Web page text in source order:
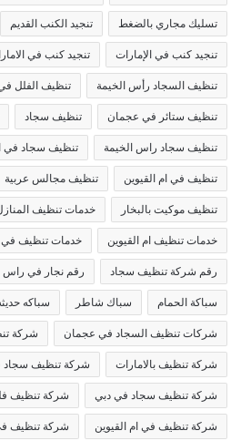
تسليك مجاري بالضغط تنجيد الكنب القديم
تنجيد كنب في الإمارات تنجيد كنب في
تنظيف السجاد رأس الخيمة تنظيف الفلل في
تنظيف ستائر في عجمان تنظيف سجاد
تنظيف سجاد راس الخيمة تنظيف سجاد في
تنظيف في ام القيوين تنظيف مجالس عربية
تنظيف موكيت بالبخار خدمات تنظيف
خدمات تنظيف ام القيوين خدمات تنظيف في
رقم شركة تنظيف سجاد رقم نجار في راس
سباكة الحمام سباك شاطر سباكه
شركات تنظيف السجاد في عجمان شركة
شركة تنظيف بالامارات شركة تنظيف سجاد
شركة تنظيف سجاد في دبي شركة تنظيف
شركة تنظيف في ام القيوين شركة تنظيف